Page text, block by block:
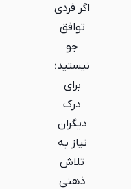
اگر فردی
توافق
جو
نیستید؛
برای
درک
دیگران
نیاز به
تلاش
ذهنی